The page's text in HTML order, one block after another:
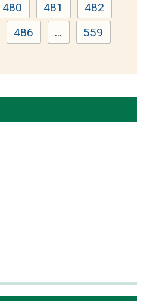
Page
480 Page
481 Page
482
Page
486 ... Page
559